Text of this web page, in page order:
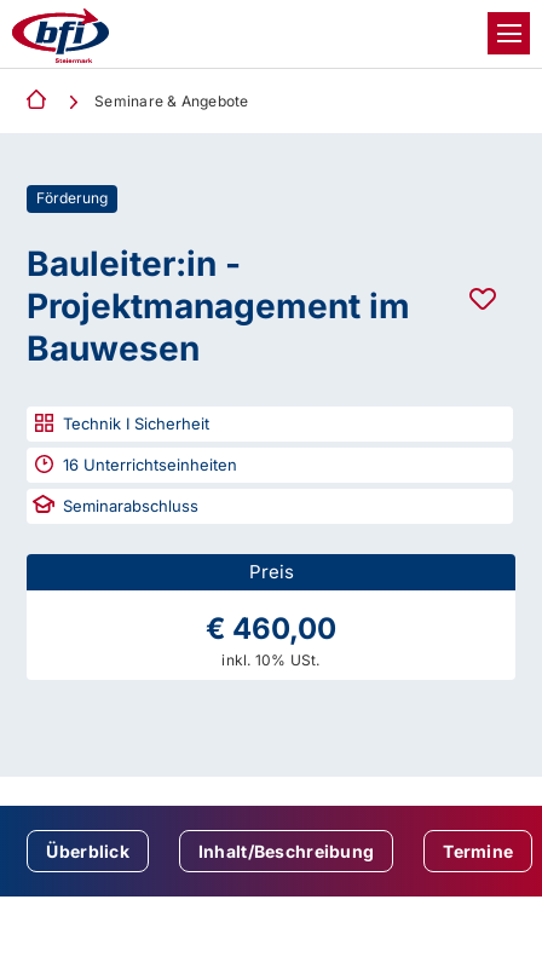
Seminare & Angebote
Förderung
Bauleiter:in -
Projektmanagement im
Bauwesen
Technik I Sicherheit
16 Unterrichtseinheiten
Seminarabschluss
Preis
€ 460,00
inkl. 10% USt.
Überblick Inhalt/Beschreibung Termine